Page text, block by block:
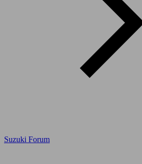
Suzuki Forum